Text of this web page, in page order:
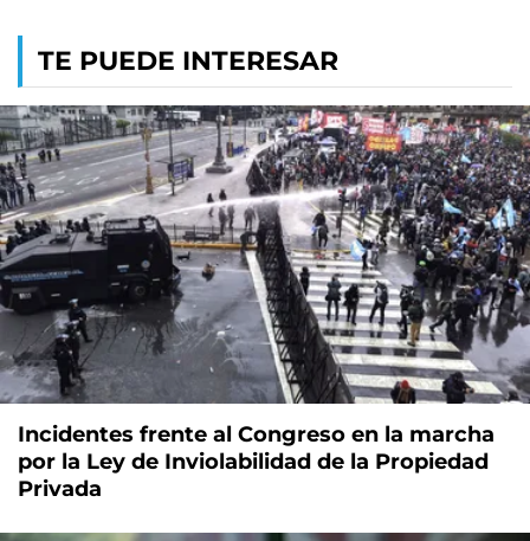
TE PUEDE INTERESAR
Incidentes frente al Congreso en la marcha
por la Ley de Inviolabilidad de la Propiedad
Privada